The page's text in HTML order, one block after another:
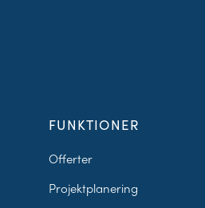
FUNKTIONER
Offerter
Projektplanering